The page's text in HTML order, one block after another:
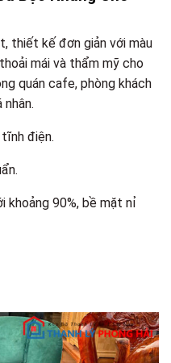
thiết kế đơn giản với màu
mái và thẩm mỹ cho
quán cafe, phòng khách
điện.
khoảng 90%, bề mặt nỉ